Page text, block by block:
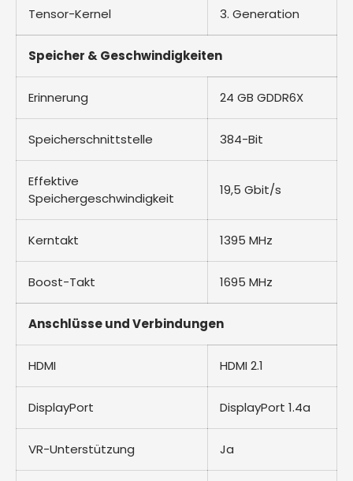
Tensor-Kernel 3. Generation
Speicher & Geschwindigkeiten
Erinnerung 24 GB GDDR6X
Speicherschnittstelle 384-Bit
Effektive
Speichergeschwindigkeit
19,5 Gbit/s
Kerntakt 1395 MHz
Boost-Takt 1695 MHz
Anschlüsse und Verbindungen
HDMI HDMI 2.1
DisplayPort DisplayPort 1.4a
VR-Unterstützung Ja